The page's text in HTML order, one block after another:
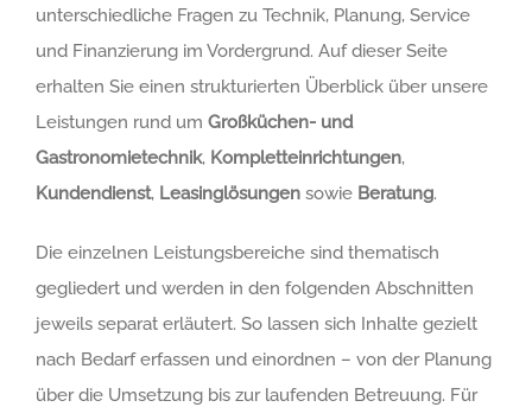
unterschiedliche Fragen zu Technik, Planung, Service
und Finanzierung im Vordergrund. Auf dieser Seite
erhalten Sie einen strukturierten Überblick über unsere
Leistungen rund um Großküchen- und
Gastronomietechnik, Kompletteinrichtungen,
Kundendienst, Leasinglösungen sowie Beratung.
Die einzelnen Leistungsbereiche sind thematisch
gegliedert und werden in den folgenden Abschnitten
jeweils separat erläutert. So lassen sich Inhalte gezielt
nach Bedarf erfassen und einordnen – von der Planung
über die Umsetzung bis zur laufenden Betreuung. Für